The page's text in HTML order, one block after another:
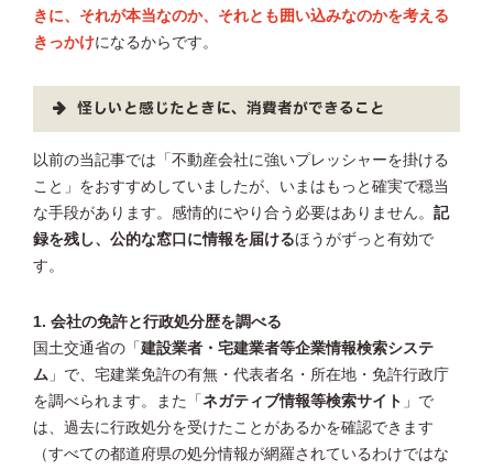
きに、それが本当なのか、それとも囲い込みなのかを考える
きっかけになるからです。
怪しいと感じたときに、消費者ができること
以前の当記事では「不動産会社に強いプレッシャーを掛ける
こと」をおすすめしていましたが、いまはもっと確実で穏当
な手段があります。感情的にやり合う必要はありません。 記
録を残し、公的な窓口に情報を届けるほうがずっと有効で
す。
1. 会社の免許と行政処分歴を調べる
国土交通省の「 建設業者・宅建業者等企業情報検索システ
ム 」で、宅建業免許の有無・代表者名・所在地・免許行政庁
を調べられます。また「 ネガティブ情報等検索サイト 」で
は、過去に行政処分を受けたことがあるかを確認できます
（すべての都道府県の処分情報が網羅されているわけではな